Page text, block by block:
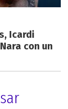
Icardi
con un